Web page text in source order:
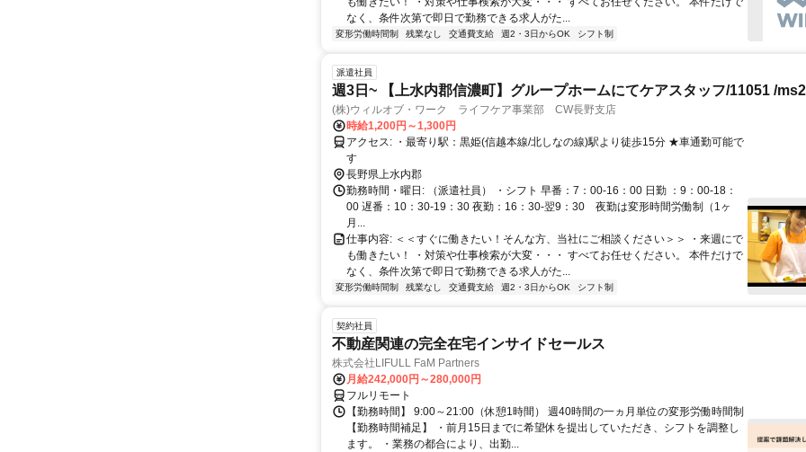
なく、条件次第で即日で勤務できる求人がた...
変形労働時間制 残業なし 交通費支給 週2・3日からOK シフト制
派遣社員
週3日~ 【上水内郡信濃町】グループホームにてケアスタッフ/11051 /
(株)ウィルオブ・ワーク ライフケア事業部 CW長野支店
時給1,200円～1,300円
アクセス: ・最寄り駅：黒姫(信越本線/北しなの線)駅より徒歩15分 ★車通勤可能で
す
長野県上水内郡
勤務時間・曜日: （派遣社員） ・シフト 早番：7：00-16：00 日勤 ：9：00-18：
00 遅番：10：30-19：30 夜勤：16：30-翌9：30 夜勤は変形時間労働制（1ヶ
月...
仕事内容: ＜＜すぐに働きたい！そんな方、当社にご相談ください＞＞ ・来週にで
も働きたい！ ・対策や仕事検索が大変・・・ すべてお任せください。 本件だけで
なく、条件次第で即日で勤務できる求人がた...
変形労働時間制 残業なし 交通費支給 週2・3日からOK シフト制
契約社員
不動産関連の完全在宅インサイドセールス
株式会社LIFULL FaM Partners
月給242,000円～280,000円
フルリモート
【勤務時間】 9:00～21:00（休憩1時間） 週40時間の一ヵ月単位の変形労働時間制
【勤務時間補足】 ・前月15日までに希望休を提出していただき、シフトを調整し
ます。 ・業務の都合により、出勤...